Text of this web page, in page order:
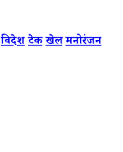
विदेशटेकखेलमनोरंजन